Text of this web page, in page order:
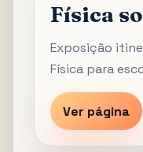
Física
Exposição
Física para
Ver página